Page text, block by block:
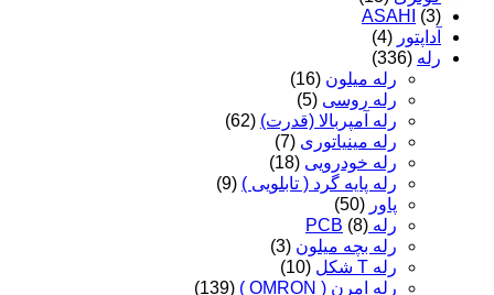
ASAHI
(3)
آداپتور (4)
رله (336)
رله میلون (16)
رله روسی (5)
رله آمپربالا (قدرت) (62)
رله مینیاتوری (7)
رله خودرویی (18)
رله پایه گرد ( تابلویی ) (9)
پاور (50)
رله PCB (8)
رله بچه میلون (3)
رله T شکل
(10)
رله امرن ( OMRON )
(139)